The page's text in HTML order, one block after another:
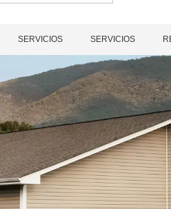
SERVICIOS SERVICIOS